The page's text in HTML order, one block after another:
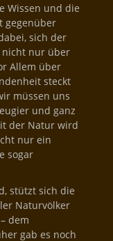
Wissen und die
gegenüber
sich der
nicht nur über
Allem über
steckt
müssen uns
und ganz
der Natur wird
nur ein
sogar
stützt sich die
Naturvölker
dem
gab es noch